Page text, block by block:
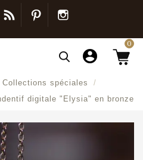
Blog Pinterest
0
Collections spéciales
digitale "Elysia" en bronze